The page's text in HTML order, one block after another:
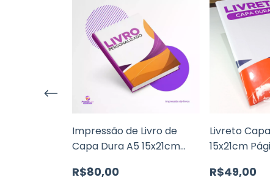
Impressão de Livro de
Capa Dura A5 15x21cm
R$80,00
Livreto
15x21cm
R$49,00